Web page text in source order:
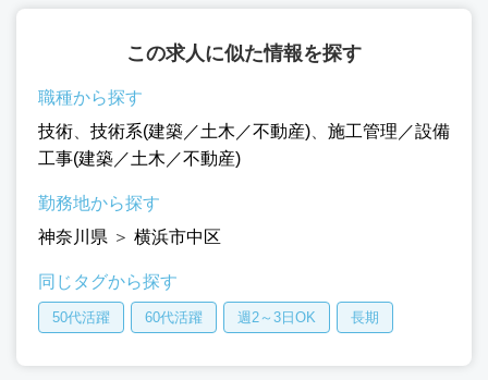
この求人に似た情報を探す
職種から探す
技術
技術系(建築／土木／不動産)
施工管理／設備
工事(建築／土木／不動産)
勤務地から探す
神奈川県 ＞ 横浜市中区
同じタグから探す
50代活躍 60代活躍 週2～3日OK 長期